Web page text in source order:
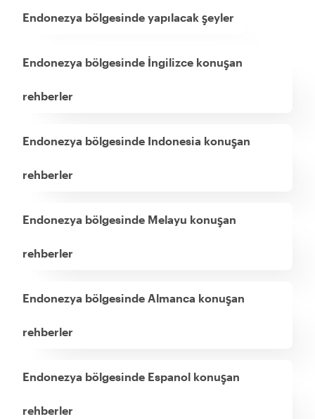
Endonezya bölgesinde yapılacak şeyler
Endonezya bölgesinde İngilizce konuşan
rehberler
Endonezya bölgesinde Indonesia konuşan
rehberler
Endonezya bölgesinde Melayu konuşan
rehberler
Endonezya bölgesinde Almanca konuşan
rehberler
Endonezya bölgesinde Espanol konuşan
rehberler